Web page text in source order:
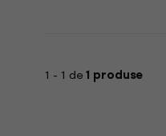
1 - 1 de1 produse